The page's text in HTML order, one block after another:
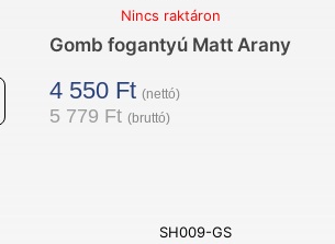
ARANY
mennyiség
Nincs raktáron
Gomb fogantyú Matt Arany
4 550 Ft (nettó)
5 779 Ft (bruttó)
SH009-GS